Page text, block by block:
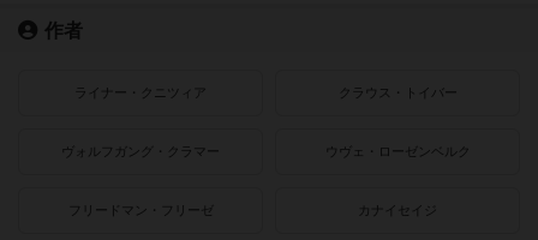
作者
ライナー・クニツィア クラウス・トイバー
ヴォルフガング・クラマー ウヴェ・ローゼンベルク
フリードマン・フリーゼ カナイセイジ